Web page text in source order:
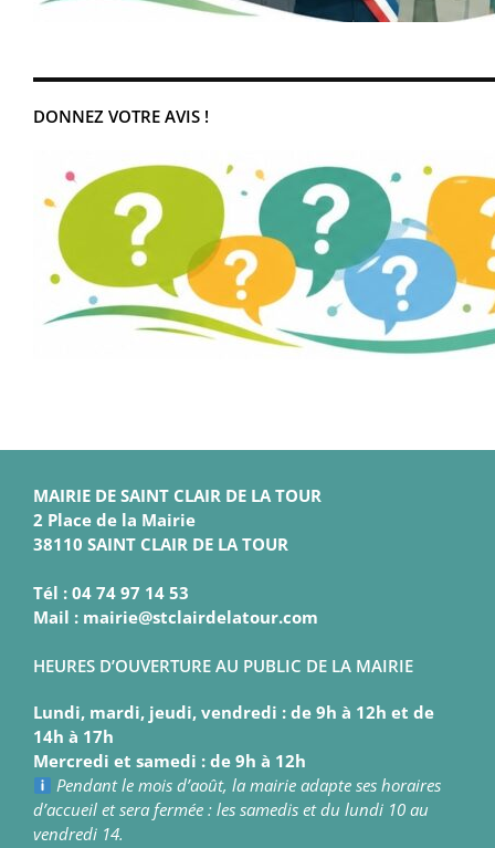
DONNEZ VOTRE AVIS !
MAIRIE DE SAINT CLAIR DE LA TOUR
2 Place de la Mairie
38110 SAINT CLAIR DE LA TOUR
Tél : 04 74 97 14 53
Mail : mairie@stclairdelatour.com
HEURES D’OUVERTURE AU PUBLIC DE LA MAIRIE
Lundi, mardi, jeudi, vendredi : de 9h à 12h et de
14h à 17h
Mercredi et samedi : de 9h à 12h
Pendant le mois d’août, la mairie adapte ses horaires
d’accueil et sera fermée : les samedis et du lundi 10 au
vendredi 14.